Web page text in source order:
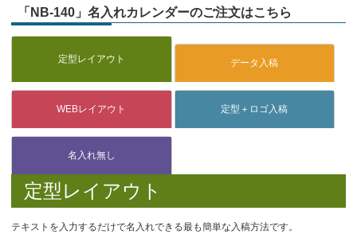
「NB-140」名入れカレンダーのご注文はこちら
定型レイアウト
テキストを入力するだけで名入れできる最も簡単な入稿方法です。